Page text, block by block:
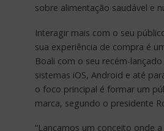
sobre alimentação saudável e
Interagir mais com o seu
sua experiência de compra é
Boali com o seu recém-
sistemas iOS, Android e até
o foco principal é formar um
marca, segundo o presidente
“Lançamos um conceito onde